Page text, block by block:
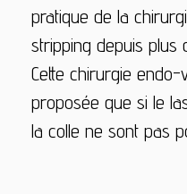
pratique de la
stripping depuis plus
Cette chirurgie
proposée que si le
la colle ne sont pas